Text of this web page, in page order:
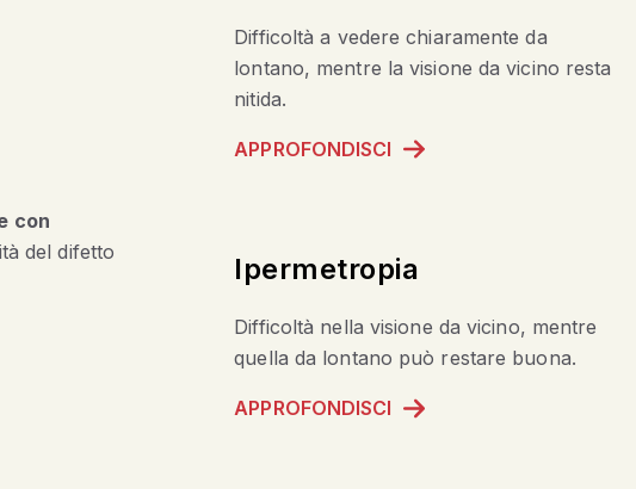
con
del difetto
Difficoltà a vedere chiaramente da
lontano, mentre la visione da vicino resta
nitida.
APPROFONDISCI
Ipermetropia
Difficoltà nella visione da vicino, mentre
quella da lontano può restare buona.
APPROFONDISCI